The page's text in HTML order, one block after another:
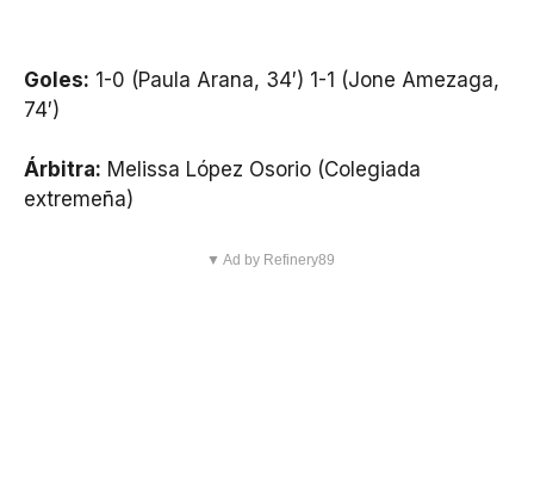
Goles: 1-0 (Paula Arana, 34′) 1-1 (Jone Amezaga,
74′)
Árbitra: Melissa López Osorio (Colegiada
extremeña)
▼ Ad by Refinery89